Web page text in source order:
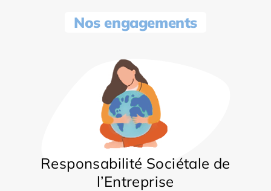
Nos engagements
Responsabilité Sociétale de
l’Entreprise